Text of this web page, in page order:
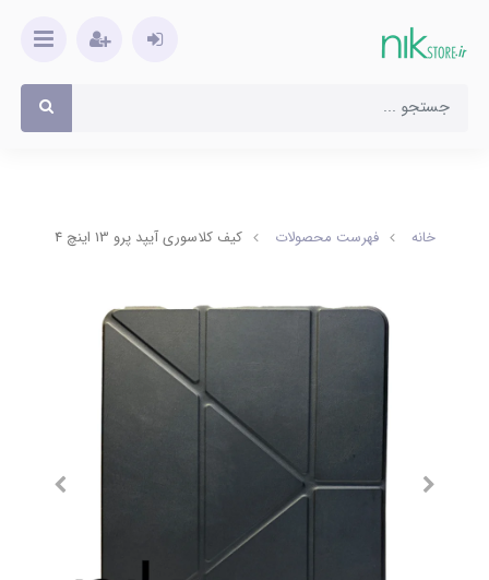
خانه فهرست محصولات کیف کلاسوری آیپد پرو 13 اینچ 2024 مدل Smart Case